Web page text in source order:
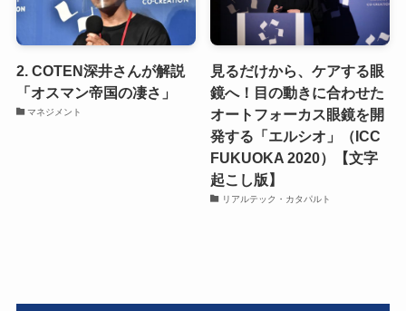
2. COTEN深井さんが解説
「オスマン帝国の凄さ」
マネジメント
見るだけから、ケアする眼
鏡へ！目の動きに合わせた
オートフォーカス眼鏡を開
発する「エルシオ」（ICC
FUKUOKA 2020）【文字
起こし版】
リアルテック・カタパルト